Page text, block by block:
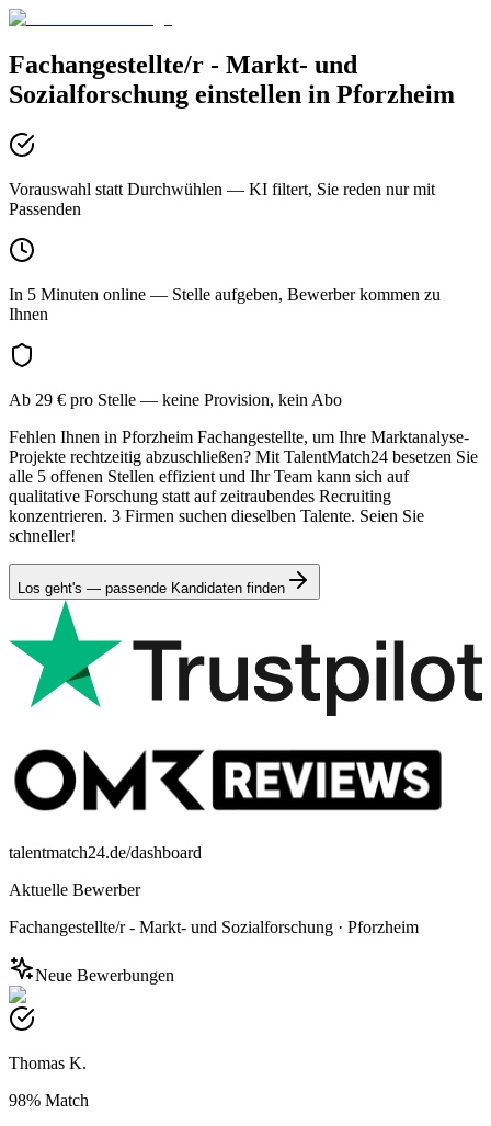
Fachangestellte/r - Markt- und
Sozialforschung einstellen in Pforzheim
Vorauswahl statt Durchwühlen — KI filtert, Sie reden nur mit
Passenden
In 5 Minuten online — Stelle aufgeben, Bewerber kommen zu
Ihnen
Ab 29 € pro Stelle — keine Provision, kein Abo
Fehlen Ihnen in Pforzheim Fachangestellte, um Ihre Marktanalyse-
Projekte rechtzeitig abzuschließen? Mit TalentMatch24 besetzen Sie
alle 5 offenen Stellen effizient und Ihr Team kann sich auf
qualitative Forschung statt auf zeitraubendes Recruiting
konzentrieren. 3 Firmen suchen dieselben Talente. Seien Sie
schneller!
Los geht's — passende Kandidaten finden
talentmatch24.de/dashboard
Aktuelle Bewerber
Fachangestellte/r - Markt- und Sozialforschung · Pforzheim
Neue Bewerbungen
Thomas K.
98% Match